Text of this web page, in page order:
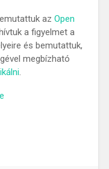
az Open
a figyelmet a
és bemutattuk,
megbízható
.